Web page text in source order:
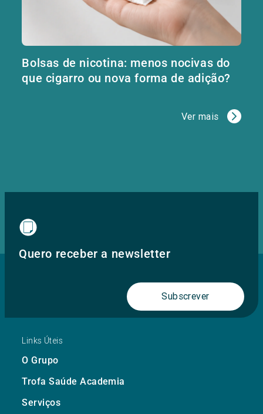
Bolsas de nicotina: menos nocivas do
que cigarro ou nova forma de adição?
Ver mais
Quero receber a newsletter
Subscrever
Links Úteis
O Grupo
Trofa Saúde Academia
Serviços